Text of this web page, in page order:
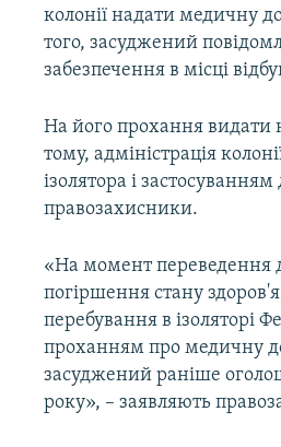
колонії надати медичну
того, засуджений
забезпечення в місці
На його прохання видати
тому, адміністрація
ізолятора і
правозахисники.
«На момент переведення
погіршення стану
перебування в ізоляторі
проханням про медичну
засуджений раніше
року», – заявляють